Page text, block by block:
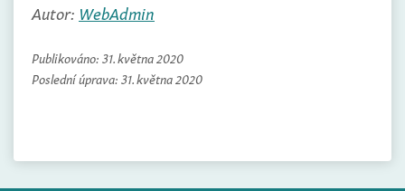
Autor: WebAdmin
Publikováno: 31. května 2020
Poslední úprava: 31. května 2020